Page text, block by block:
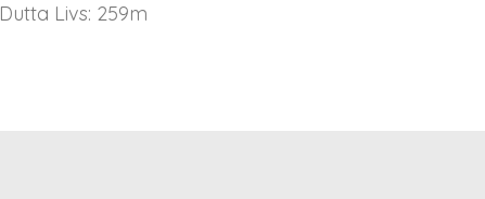
Dutta Livs: 259m